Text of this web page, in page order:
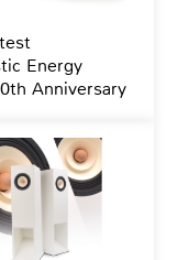
Energy
Anniversary